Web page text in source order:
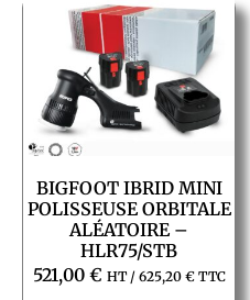
BIGFOOT IBRID MINI
POLISSEUSE ORBITALE
ALÉATOIRE –
HLR75/STB
521,00 € HT / 625,20 €TTC